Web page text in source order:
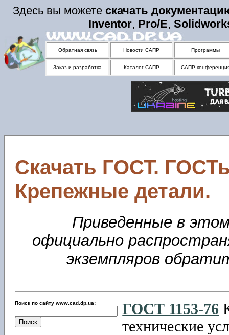
Здесь вы можете скачать
Inventor, Pro/E,
Обратная связь Новости САПР Программы
Заказ и разработка Каталог САПР САПР-
Скачать ГОСТ.
Крепежные детали.
Приведенные в
официально
экземпляров
Поиск по сайту www.cad.dp.ua: ГОСТ 1153-76
технические